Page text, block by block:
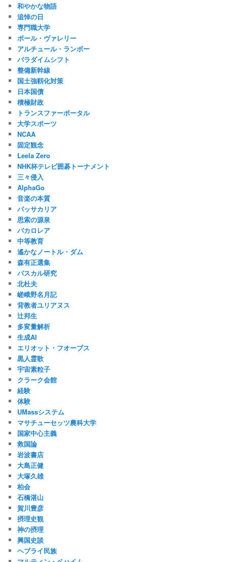
和やかな物語
追悼の日
専門職大学
ポール・ヴァレリー
アルチュール・ランボー
パラダイムシフト
整備新幹線
国土強靱化対策
日本国債
積極財政
トランスファーポータル
大学スポーツ
NCAA
固定観念
Leela Zero
NHK杯テレビ囲碁トーナメント
三々侵入
AlphaGo
音楽の本質
パッサカリア
思索の源泉
バカロレア
中等教育
遙かなノートル・ダム
森有正選集
パスカル研究
北杜夫
嵯峨野名月記
背教者ユリアヌス
辻邦生
多変量解析
生成AI
エリオット・フオーブス
黒人霊歌
宇宙素粒子
クラーク会館
経験
体験
UMassシステム
マサチューセッツ農科大学
国家中心主義
救国論
岩波書店
大島正健
大塚久雄
柏会
石橋湛山
賀川豊彦
摂理史観
神の摂理
興国史談
ヘブライ民族